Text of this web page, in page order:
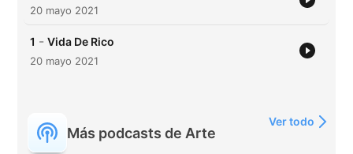
20 mayo 2021
1 - Vida De Rico
20 mayo 2021
Más podcasts de Arte
Ver todo